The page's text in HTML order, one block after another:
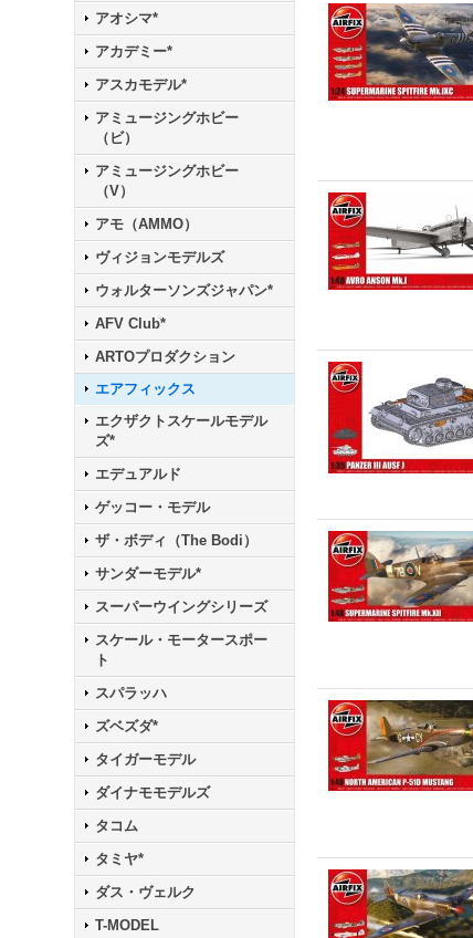
アオシマ*
アカデミー*
アスカモデル*
アミュージングホビー
（ビ）
アミュージングホビー
（V）
アモ（AMMO）
ヴィジョンモデルズ
ウォルターソンズジャパン*
AFV Club*
ARTOプロダクション
エアフィックス
エクザクトスケールモデル
ズ*
エデュアルド
ゲッコー・モデル
ザ・ボディ（The Bodi）
サンダーモデル*
スーパーウイングシリーズ
スケール・モータースポー
ト
スパラッハ
ズベズダ*
タイガーモデル
ダイナモモデルズ
タコム
タミヤ*
ダス・ヴェルク
T-MODEL